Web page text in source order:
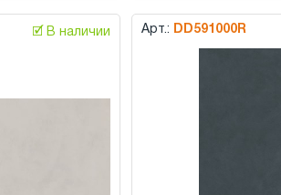
🗹 В наличии Арт.: DD591000R